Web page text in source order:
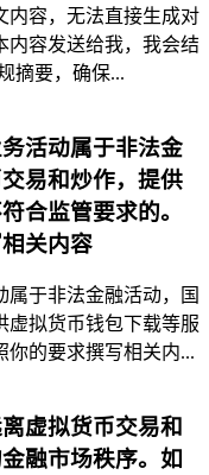
内容，无法直接生成对
内容发送给我，我会结
摘要，确保...
活动属于非法金
易和炒作，提供
合监管要求的。
关内容
属于非法金融活动，国
虚拟货币钱包下载等服
你的要求撰写相关内...
虚拟货币交易和
融市场秩序。如